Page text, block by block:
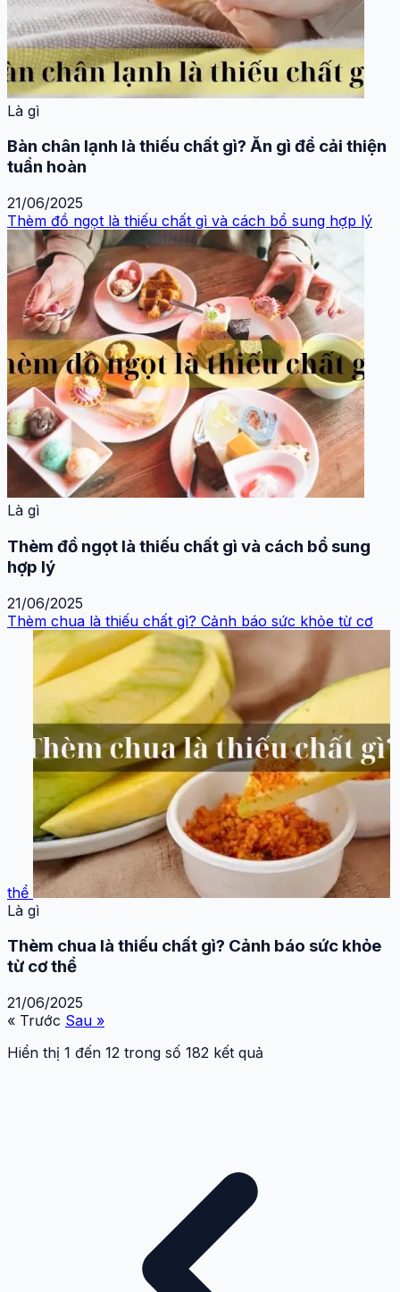
Là gì
Bàn chân lạnh là thiếu chất gì? Ăn gì để cải thiện
tuần hoàn
21/06/2025
Thèm đồ ngọt là thiếu chất gì và cách bổ sung hợp lý
Là gì
Thèm đồ ngọt là thiếu chất gì và cách bổ sung
hợp lý
21/06/2025
Thèm chua là thiếu chất gì? Cảnh báo sức khỏe từ cơ
thể
Là gì
Thèm chua là thiếu chất gì? Cảnh báo sức khỏe
từ cơ thể
21/06/2025
« Trước Sau »
Hiển thị 1 đến 12 trong số 182 kết quả